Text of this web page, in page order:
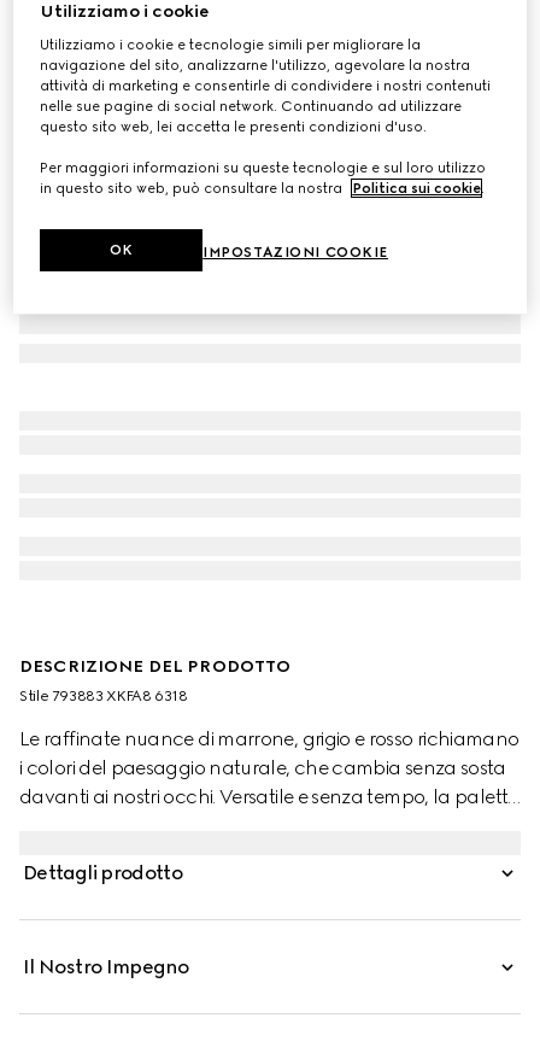
VarianteRosso Ancora
DESCRIZIONE DEL PRODOTTO
Stile ‎793883 XKFA8 6318
Le raffinate nuance di marrone, grigio e rosso richiamano
i colori del paesaggio naturale, che cambia senza sosta
davanti ai nostri occhi. Versatile e senza tempo, la palette
ed è impreziosita da un ricamo Incrocio GG.
Dettagli prodotto
Il Nostro Impegno
Utilizziamo i cookie
Utilizziamo i cookie e tecnologie simili per migliorare la
navigazione del sito, analizzarne l'utilizzo, agevolare la nostra
attività di marketing e consentirle di condividere i nostri contenuti
nelle sue pagine di social network. Continuando ad utilizzare
questo sito web, lei accetta le presenti condizioni d'uso.
Per maggiori informazioni su queste tecnologie e sul loro utilizzo
in questo sito web, può consultare la nostra
Politica sui cookie.
IMPOSTAZIONI COOKIE
OK